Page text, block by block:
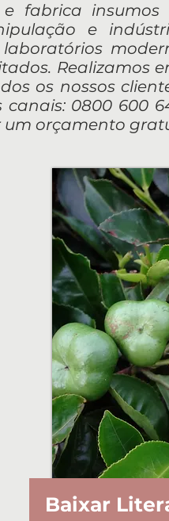
fabrica insumos
e
Realizamos
os nossos
0800 600
orçamento
Baixar